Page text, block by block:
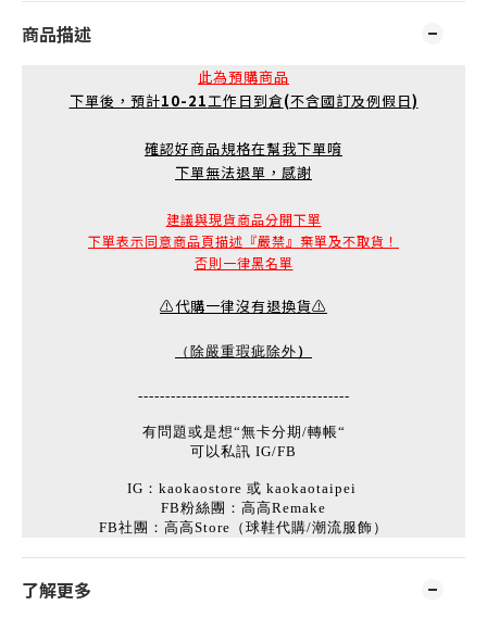
商品描述
此為預購商品
下單後，預計10-21工作日到倉(不含國訂及例假日)
確認好商品規格在幫我下單唷
下單無法退單，感謝
建議與現貨商品分開下單
下單表示同意商品頁描述『嚴禁』棄單及不取貨！
否則一律黑名單
⚠️代購一律沒有退換貨⚠️
（除嚴重瑕疵除外 ）
---------------------------------------
有問題或是想“無卡分期/轉帳“
可以私訊 IG/FB
IG：kaokaostore 或 kaokaotaipei
FB粉絲團：高高Remake
FB社團：高高Store（球鞋代購/潮流服飾）
了解更多